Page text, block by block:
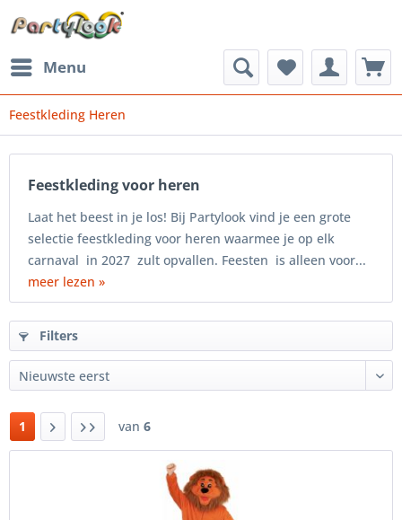
Menu
Feestkleding Heren
Feestkleding voor heren
Laat het beest in je los! Bij Partylook vind je een grote
selectie feestkleding voor heren waarmee je op elk
carnaval in 2027 zult opvallen. Feesten is alleen voor...
meer lezen »
Filters
1 van 6